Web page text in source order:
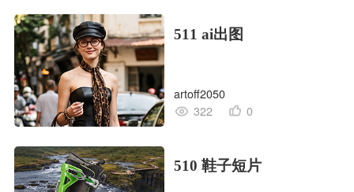
511 ai出图
artoff2050
322
0
510 鞋子短片